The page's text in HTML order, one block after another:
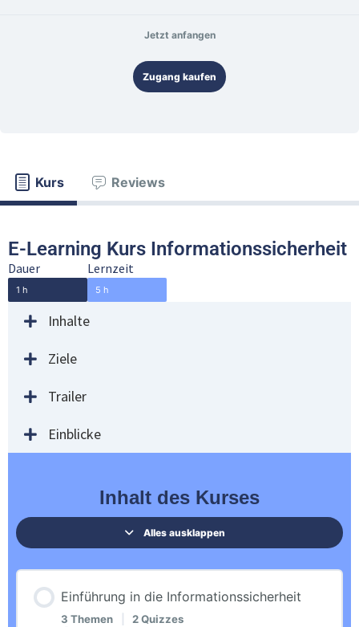
Jetzt anfangen
Zugang kaufen
Kurs Reviews
E-Learning Kurs Informationssicherheit
Dauer
1 h
Lernzeit
5 h
Inhalte
Ziele
Trailer
Einblicke
Inhalt des Kurses
Alles ausklappen
Einführung in die Informationssicherheit
3 Themen 2 Quizzes